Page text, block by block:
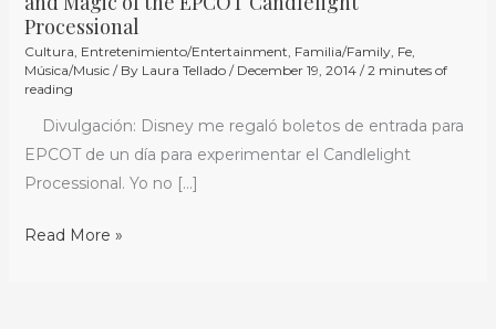
Processional
Cultura, Entretenimiento/Entertainment, Familia/Family, Fe,
Música/Music/ By Laura Tellado / December 19, 2014/2 minutes of
reading
Divulgación: Disney me regaló boletos de entrada para
EPCOT de un día para experimentar el Candlelight
Processional. Yo no […]
Música
y
mágia
del
EPCOT
Candlelight
Processional
The
Read More »